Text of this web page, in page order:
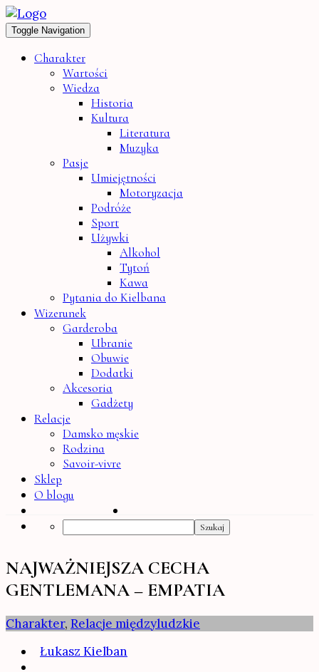
Toggle Navigation
Charakter
Wartości
Wiedza
Historia
Kultura
Literatura
Muzyka
Pasje
Umiejętności
Motoryzacja
Podróże
Sport
Używki
Alkohol
Tytoń
Kawa
Pytania do Kielbana
Wizerunek
Garderoba
Ubranie
Obuwie
Dodatki
Akcesoria
Gadżety
Relacje
Damsko męskie
Rodzina
Savoir-vivre
Sklep
O blogu
NAJWAŻNIEJSZA CECHA
GENTLEMANA – EMPATIA
Charakter, Relacje międzyludzkie
Łukasz Kielban